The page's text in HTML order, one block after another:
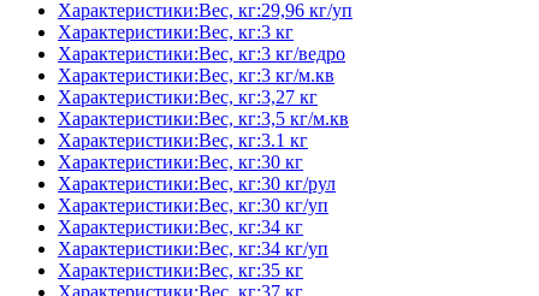
Характеристики:Вес, кг:29,96 кг/уп
Характеристики:Вес, кг:3 кг
Характеристики:Вес, кг:3 кг/ведро
Характеристики:Вес, кг:3 кг/м.кв
Характеристики:Вес, кг:3,27 кг
Характеристики:Вес, кг:3,5 кг/м.кв
Характеристики:Вес, кг:3.1 кг
Характеристики:Вес, кг:30 кг
Характеристики:Вес, кг:30 кг/рул
Характеристики:Вес, кг:30 кг/уп
Характеристики:Вес, кг:34 кг
Характеристики:Вес, кг:34 кг/уп
Характеристики:Вес, кг:35 кг
Характеристики:Вес, кг:37 кг